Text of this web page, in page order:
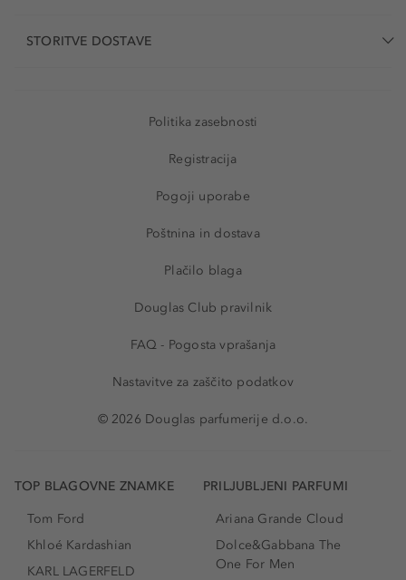
STORITVE DOSTAVE
Politika zasebnosti
Registracija
Pogoji uporabe
Poštnina in dostava
Plačilo blaga
Douglas Club pravilnik
FAQ - Pogosta vprašanja
Nastavitve za zaščito podatkov
© 2026 Douglas parfumerije d.o.o.
TOP BLAGOVNE ZNAMKE
Tom Ford
Khloé Kardashian
KARL LAGERFELD
PRILJUBLJENI PARFUMI
Ariana Grande Cloud
Dolce&Gabbana The
One For Men